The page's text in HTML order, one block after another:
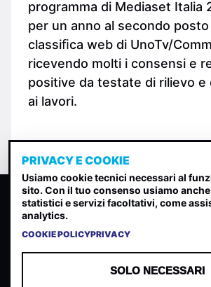
programma di Mediaset Italia
per un anno al secondo posto
classiﬁca web di UnoTv/
ricevendo molti i consensi e
positive da testate di rilievo e
ai lavori.
CLASSIFICA INDIE
Classifica per indice di gradimento
PRIVACY E COOKIE
Usiamo cookie tecnici necessari al
sito. Con il tuo consenso usiamo
statistici e servizi facoltativi, come
analytics.
COOKIE POLICYPRIVACY
SOLO NECESSARI